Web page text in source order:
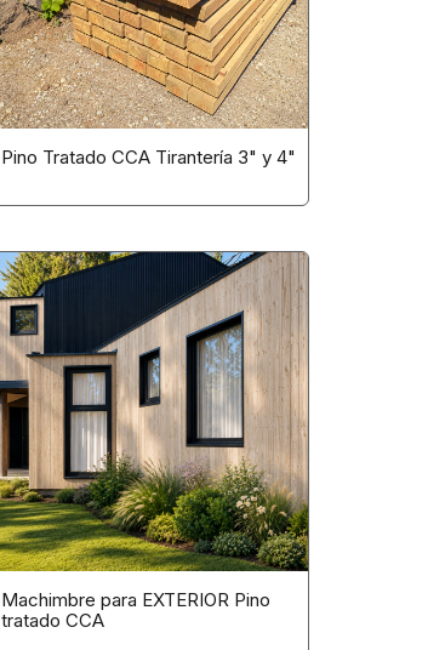
Pino Tratado CCA Tirantería 3" y 4"
Machimbre para EXTERIOR Pino
tratado CCA